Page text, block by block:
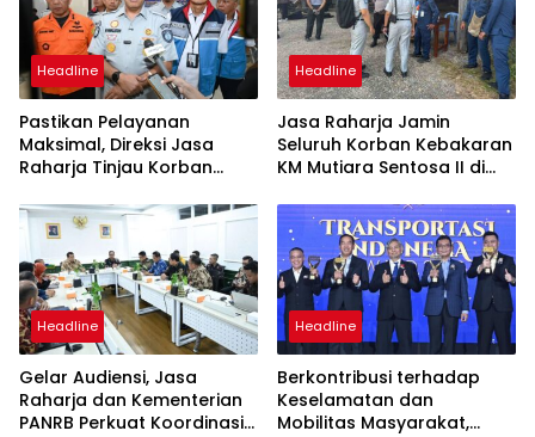
Headline
Pastikan Pelayanan
Maksimal, Direksi Jasa
Raharja Tinjau Korban
Sentosa II
Headline
Jasa Raharja Jamin
Seluruh Korban Kebakaran
KM Mutiara Sentosa II di
Headline
Gelar Audiensi, Jasa
Raharja dan Kementerian
PANRB Perkuat Koordinasi
Headline
Berkontribusi terhadap
Keselamatan dan
Mobilitas Masyarakat,